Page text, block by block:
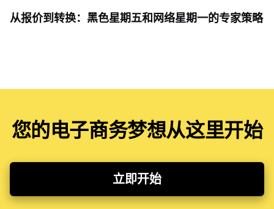
从报价到转换：黑色星期五和网络星期一的专家策略
您的电子商务梦想从这里开始
立即开始